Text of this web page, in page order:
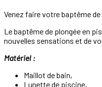
Venez faire votre baptême de
Le baptême de plongée en
nouvelles sensations et de
Matériel :
Maillot de bain,
Lunette de piscine,